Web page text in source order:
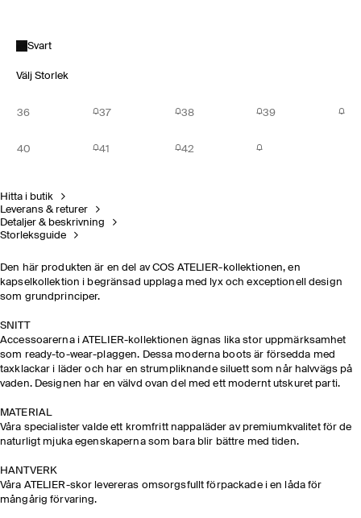
Svart
Välj Storlek
36 37 38 39
40 41 42
Hitta i butik
Leverans & returer
Detaljer & beskrivning
Storleksguide
Den här produkten är en del av COS ATELIER-kollektionen, en
kapselkollektion i begränsad upplaga med lyx och exceptionell design
som grundprinciper. ​
SNITT
Accessoarerna i ATELIER-kollektionen ägnas lika stor uppmärksamhet
som ready-to-wear-plaggen. Dessa moderna boots är försedda med
taxklackar i läder och har en strumpliknande siluett som når halvvägs på
vaden. Designen har en välvd ovan del med ett modernt utskuret parti.
MATERIAL​
Våra specialister valde ett kromfritt nappaläder av premiumkvalitet för de
naturligt mjuka egenskaperna som bara blir bättre med tiden.
HANTVERK​
Våra ATELIER-skor levereras omsorgsfullt förpackade i en låda för
mångårig förvaring.